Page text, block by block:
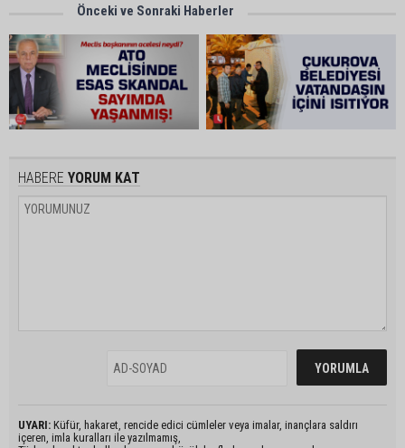
Önceki ve Sonraki Haberler
HABERE YORUM KAT
UYARI: Küfür, hakaret, rencide edici cümleler veya imalar, inançlara saldırı
içeren, imla kuralları ile yazılmamış,